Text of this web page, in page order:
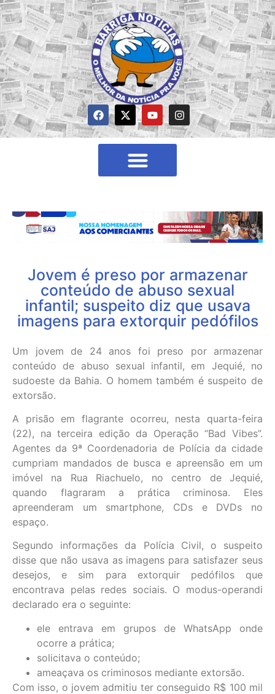
Jovem é preso por armazenar
conteúdo de abuso sexual
infantil; suspeito diz que usava
imagens para extorquir pedófilos
Um jovem de 24 anos foi preso por armazenar
conteúdo de abuso sexual infantil, em Jequié, no
sudoeste da Bahia. O homem também é suspeito de
extorsão.
A prisão em flagrante ocorreu, nesta quarta-feira
(22), na terceira edição da Operação “Bad Vibes”.
Agentes da 9ª Coordenadoria de Polícia da cidade
cumpriam mandados de busca e apreensão em um
imóvel na Rua Riachuelo, no centro de Jequié,
quando flagraram a prática criminosa. Eles
apreenderam um smartphone, CDs e DVDs no
espaço.
Segundo informações da Polícia Civil, o suspeito
disse que não usava as imagens para satisfazer seus
desejos, e sim para extorquir pedófilos que
encontrava pelas redes sociais. O modus-operandi
declarado era o seguinte:
ele entrava em grupos de WhatsApp onde
ocorre a prática;
solicitava o conteúdo;
ameaçava os criminosos mediante extorsão.
Com isso, o jovem admitiu ter conseguido R$ 100 mil